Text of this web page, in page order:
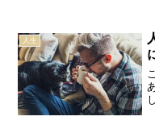
人生